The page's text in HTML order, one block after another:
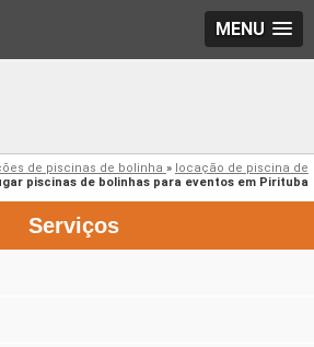
MENU
de piscinas de bolinha » locação de piscina de
piscinas de bolinhas para eventos em Pirituba
Serviços